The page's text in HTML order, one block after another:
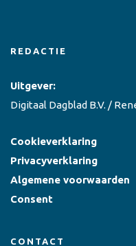
REDACTIE
Uitgever:
Digitaal Dagblad B.V. /
Cookieverklaring
Privacyverklaring
Algemene voorwaarden
Consent
CONTACT